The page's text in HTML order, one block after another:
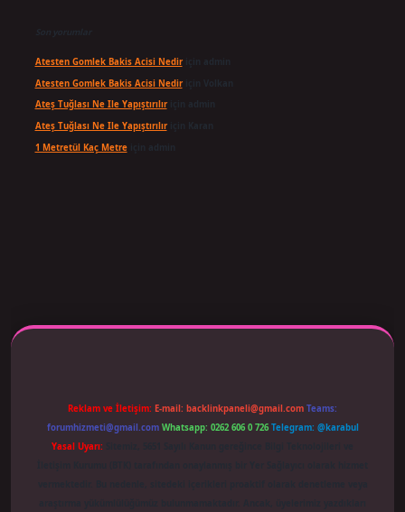
Son yorumlar
Atesten Gomlek Bakis Acisi Nediriçin
Atesten Gomlek Bakis Acisi Nediriçin
Ateş Tuğlası Ne Ile Yapıştırılıriçin
Ateş Tuğlası Ne Ile Yapıştırılıriçin
1 Metretül Kaç Metreiçin
Reklam ve İletişim: E-mail: backlinkpaneli@gmail.com Teams:
forumhizmeti@gmail.com Whatsapp: 0262 606 0 726 Telegram: @karabul
Yasal Uyarı: